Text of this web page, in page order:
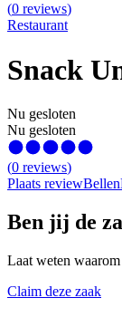
(0 reviews)
Restaurant
Snack
Nu gesloten
Nu gesloten
(0 reviews)
Plaats reviewBellen
Ben jij de
Laat weten
Claim deze zaak